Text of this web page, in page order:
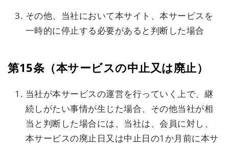
その他、当社において本サイト、本サービスを
一時的に停止する必要があると判断した場合
第15条（本サービスの中止又は廃止）
当社が本サービスの運営を行っていく上で、継
続しがたい事情が生じた場合、その他当社が相
当と判断した場合には、当社は、会員に対し、
本サービスの廃止日又は中止日の1か月前に本サ